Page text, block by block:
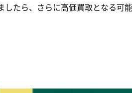
したら、さらに高価買取となる可